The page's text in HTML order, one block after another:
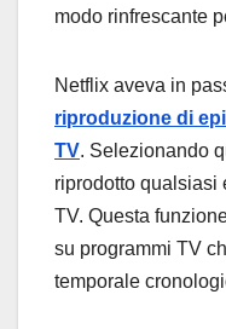
modo rinfrescante
Netflix aveva in
riproduzione di
TV. Selezionando
riprodotto qualsiasi
TV. Questa
su programmi TV
temporale